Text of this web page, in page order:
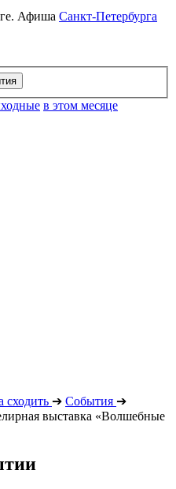
Афиша Санкт-Петербурга
в этом месяце
сходить ➔ События ➔
выставка «Волшебные